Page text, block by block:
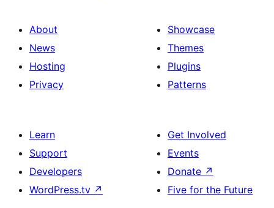
About
News
Hosting
Privacy
Showcase
Themes
Plugins
Patterns
Learn
Support
Developers
WordPress.tv ↗
Get Involved
Events
Donate ↗
Five for the Future